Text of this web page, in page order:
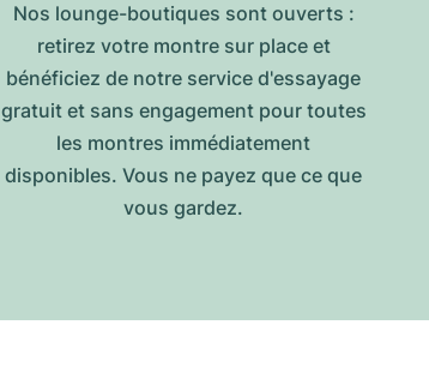
Nos lounge-boutiques sont ouverts :
retirez votre montre sur place et
bénéficiez de notre service d'essayage
gratuit et sans engagement pour toutes
les montres immédiatement
disponibles. Vous ne payez que ce que
vous gardez.